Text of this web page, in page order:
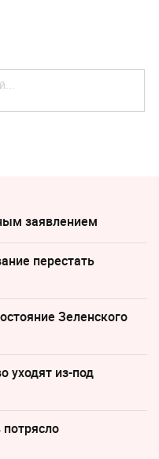
заявлением
перестать
Зеленского
уходят из-под